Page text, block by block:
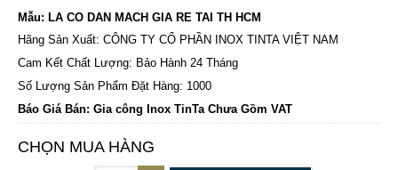
Mẫu: LA CO DAN MACH GIA RE TAI TH HCM
Hãng Sản Xuất: CÔNG TY CỔ PHẦN INOX TINTA VIỆT NAM
Cam Kết Chất Lượng: Bảo Hành 24 Tháng
Số Lượng Sản Phẩm Đặt Hàng: 1000
Báo Giá Bán: Gia công Inox TinTa Chưa Gồm VAT
CHỌN MUA HÀNG